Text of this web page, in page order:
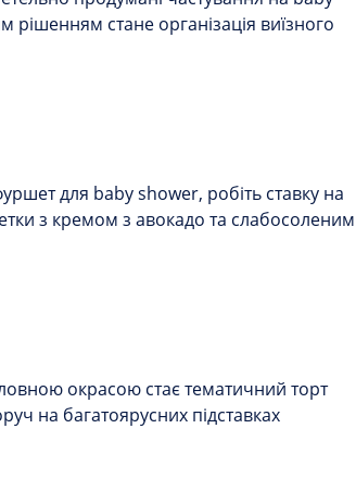
рішенням стане організація виїзного
для baby shower, робіть ставку на
з кремом з авокадо та слабосоленим
окрасою стає тематичний торт
на багатоярусних підставках